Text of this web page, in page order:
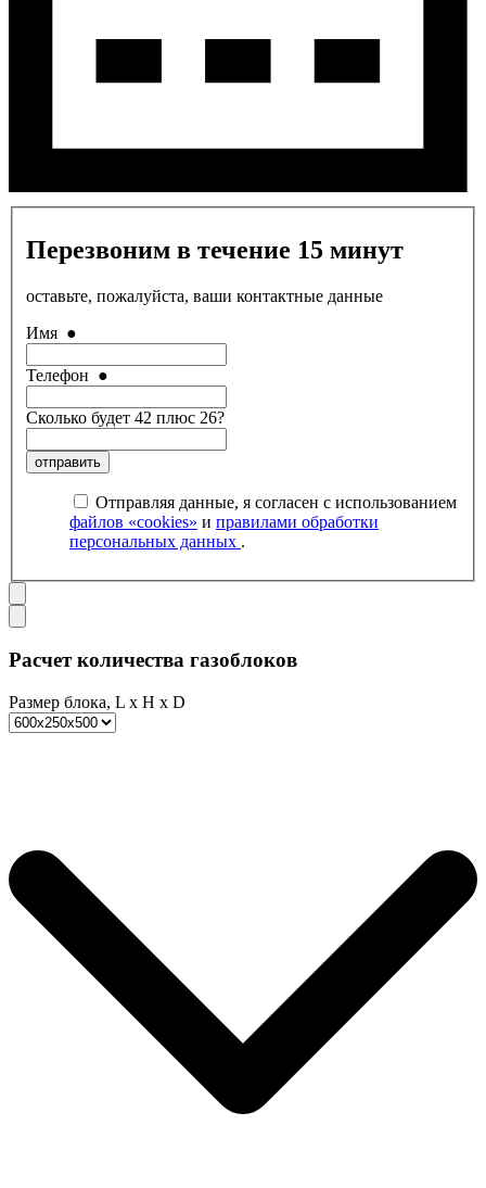
Перезвоним в течение 15 минут
оставьте, пожалуйста, ваши контактные данные
Имя ●
Телефон ●
Сколько будет 42 плюс 26?
отправить
Отправляя данные, я согласен с использованием
файлов «cookies» и правилами обработки
персональных данных .
Расчет количества газоблоков
Размер блока, L x H x D